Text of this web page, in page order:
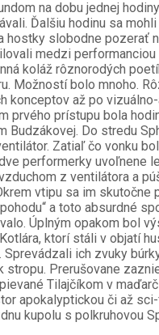
na dobu jednej
Ďalšiu hodinu sa
hostky slobodne pozerať
medzi performanciou
koláž rôznorodých
Možností bolo mnoho.
konceptov až po
prvého prístupu bola
Budzákovej. Do stredu
Zatiaľ čo vonku
performerky uvoľnene
z ventilátora a
vtipu sa im skutočne
a toto absurdné
Úplným opakom bol
ktorí stáli v objatí
Sprevádzali ich zvuky
stropu. Prerušovane
Tilajčíkom v
apokalyptickou či až
kupolu s polkruhovou